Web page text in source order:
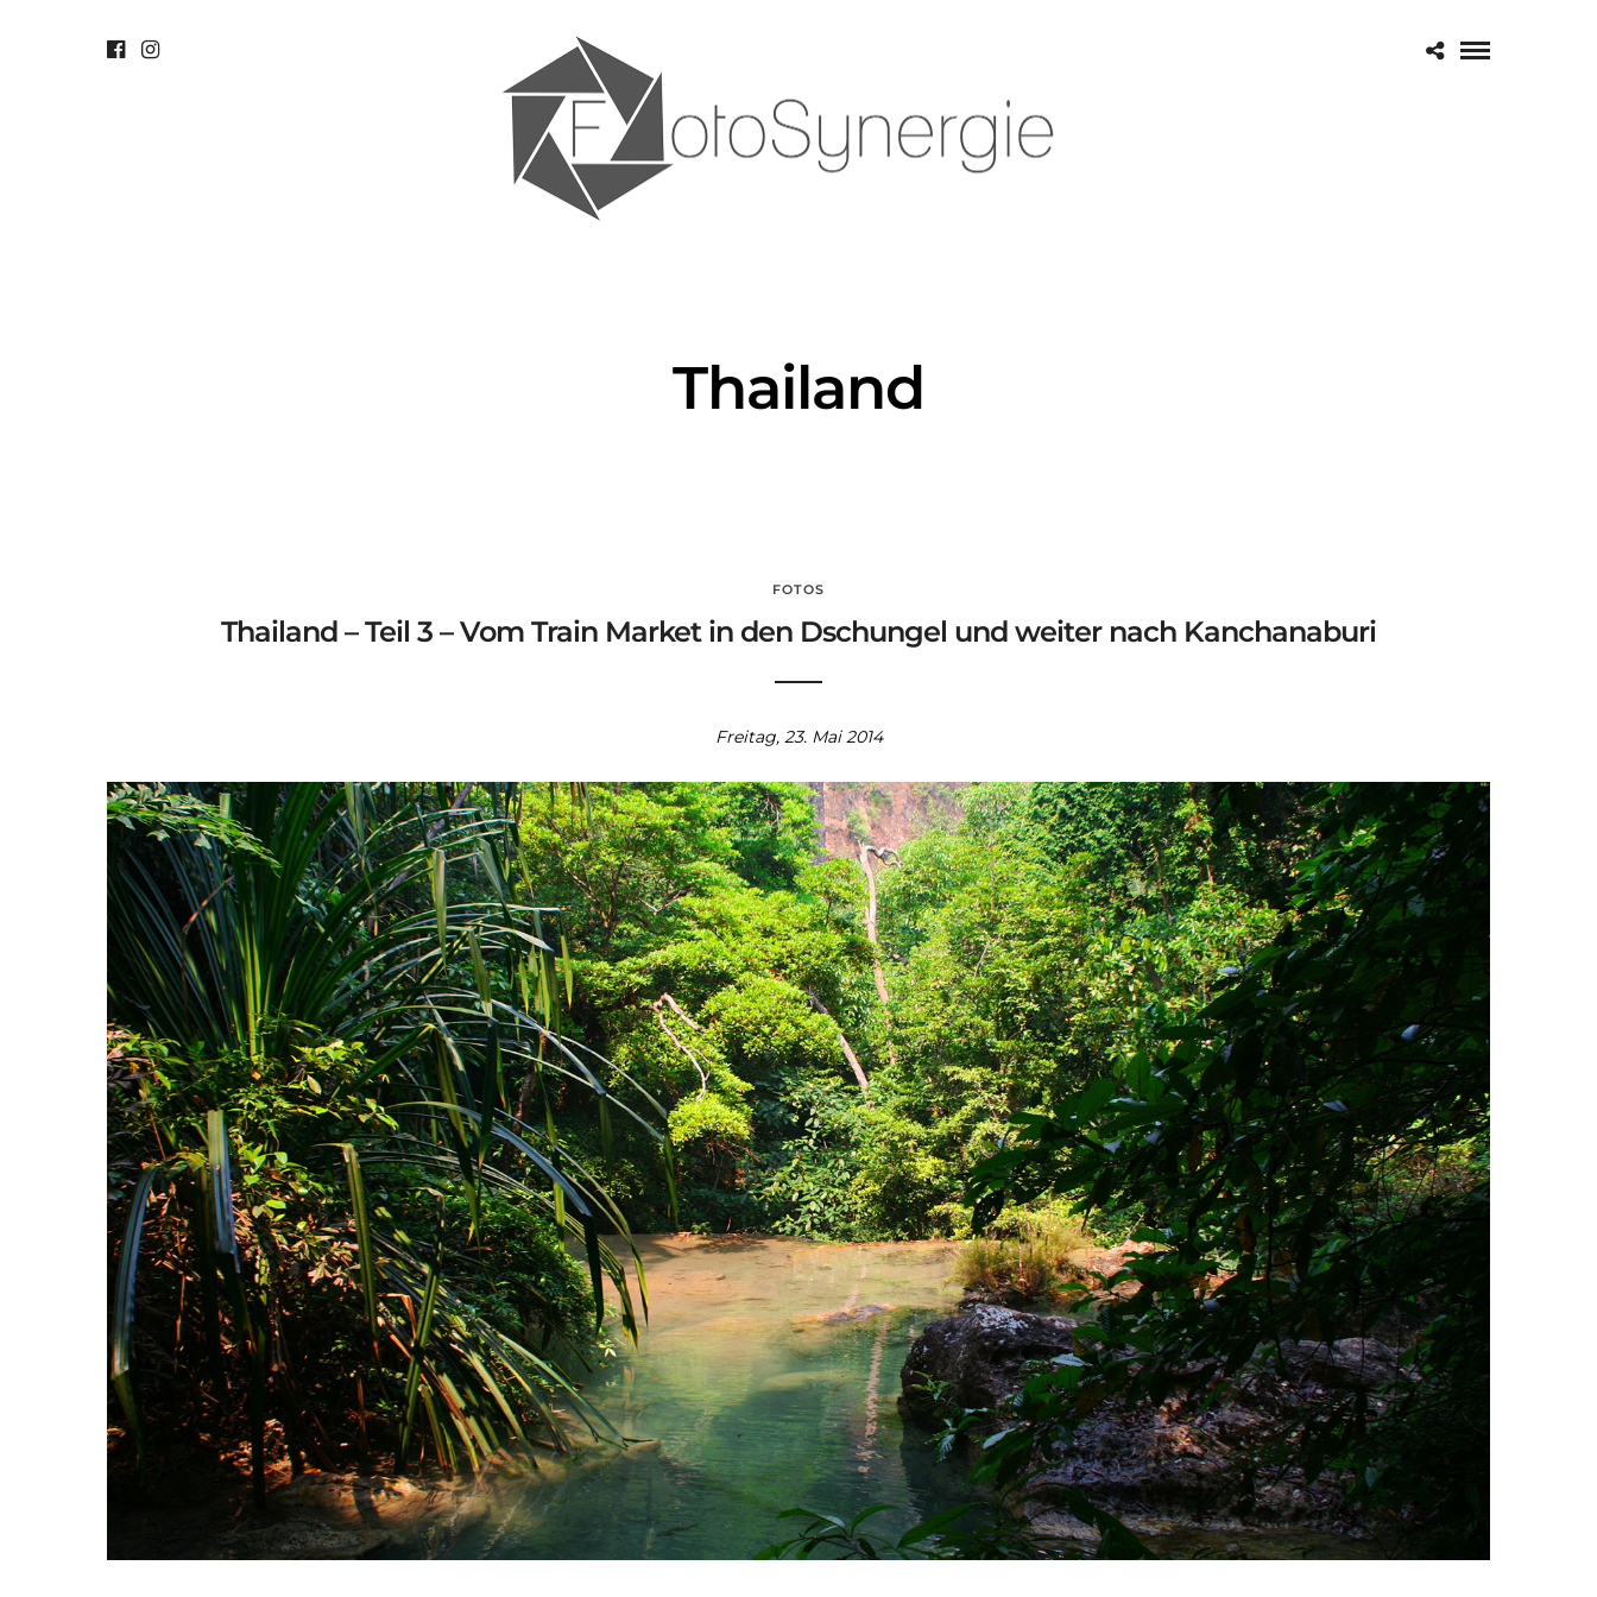
Thailand
FOTOS
Thailand – Teil 3 – Vom Train Market in den Dschungel und weiter nach Kanchanaburi
Freitag, 23. Mai 2014